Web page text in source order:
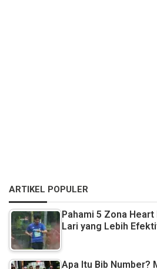
ARTIKEL POPULER
Pahami 5 Zona
Lari yang Lebih
Apa Itu Bib Number?